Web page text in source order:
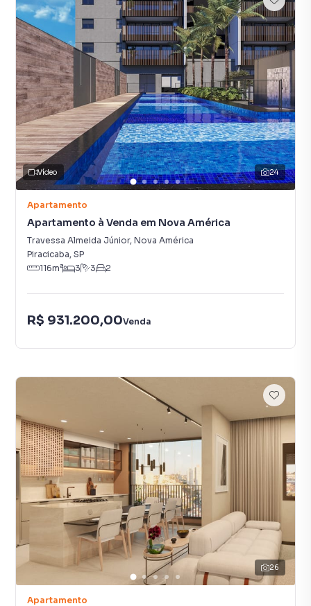
24
Vídeo
Apartamento
Apartamento à Venda em Nova América
Travessa Almeida Júnior, Nova América
Piracicaba, SP
116m² 3 3 2
R$ 931.200,00Venda
26
Apartamento